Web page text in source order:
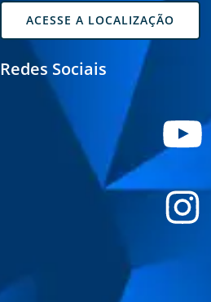
ACESSE A LOCALIZAÇÃO
Redes Sociais